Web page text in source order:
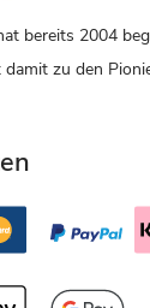
bereits 2004
zu den